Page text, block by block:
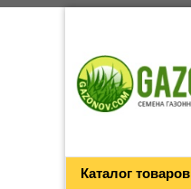
Каталог товаров